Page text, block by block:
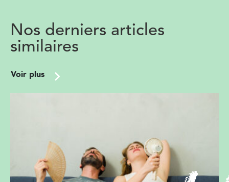
Nos derniers articles
similaires
Voir plus